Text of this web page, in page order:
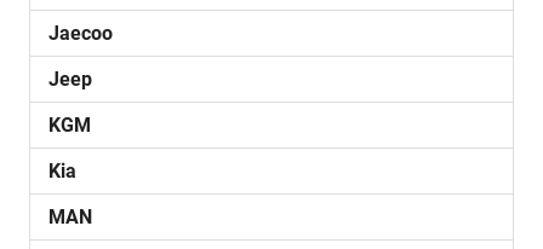
Jaecoo
Jeep
KGM
Kia
MAN